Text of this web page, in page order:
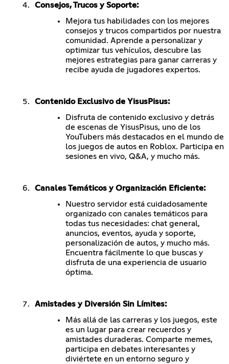
Consejos, Trucos y Soporte:
Mejora tus habilidades con los mejores
consejos y trucos compartidos por nuestra
comunidad. Aprende a personalizar y
optimizar tus vehículos, descubre las
mejores estrategias para ganar carreras y
recibe ayuda de jugadores expertos.
Contenido Exclusivo de YisusPisus:
Disfruta de contenido exclusivo y detrás
de escenas de YisusPisus, uno de los
YouTubers más destacados en el mundo de
los juegos de autos en Roblox. Participa en
sesiones en vivo, Q&A, y mucho más.
Canales Temáticos y Organización Eficiente:
Nuestro servidor está cuidadosamente
organizado con canales temáticos para
todas tus necesidades: chat general,
anuncios, eventos, ayuda y soporte,
personalización de autos, y mucho más.
Encuentra fácilmente lo que buscas y
disfruta de una experiencia de usuario
óptima.
Amistades y Diversión Sin Límites:
Más allá de las carreras y los juegos, este
es un lugar para crear recuerdos y
amistades duraderas. Comparte memes,
participa en debates interesantes y
diviértete en un entorno seguro y